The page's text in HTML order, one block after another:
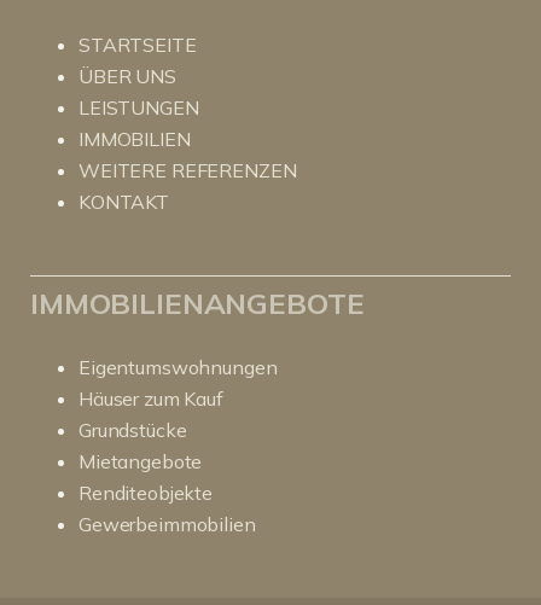
STARTSEITE
ÜBER UNS
LEISTUNGEN
IMMOBILIEN
WEITERE REFERENZEN
KONTAKT
IMMOBILIENANGEBOTE
Eigentumswohnungen
Häuser zum Kauf
Grundstücke
Mietangebote
Renditeobjekte
Gewerbeimmobilien